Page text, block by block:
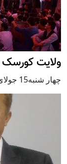
ولایت
چهار شنبه15 جولای 2026